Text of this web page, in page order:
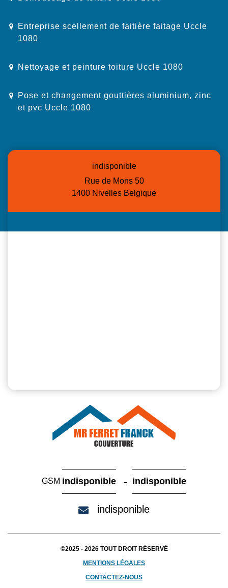
Entreprise scellement de faitière faitage Uccle
1080
Nettoyage et peinture toiture Uccle 1080
Pose et changement gouttières aluminium, zinc
et pvc Uccle 1080
indisponible
Rue de Mons 50
1400 Nivelles Belgique
GSM indisponible - indisponible
indisponible
©2025 - 2026 TOUT DROIT RÉSERVÉ
MENTIONS LÉGALES
CONTACTEZ-NOUS